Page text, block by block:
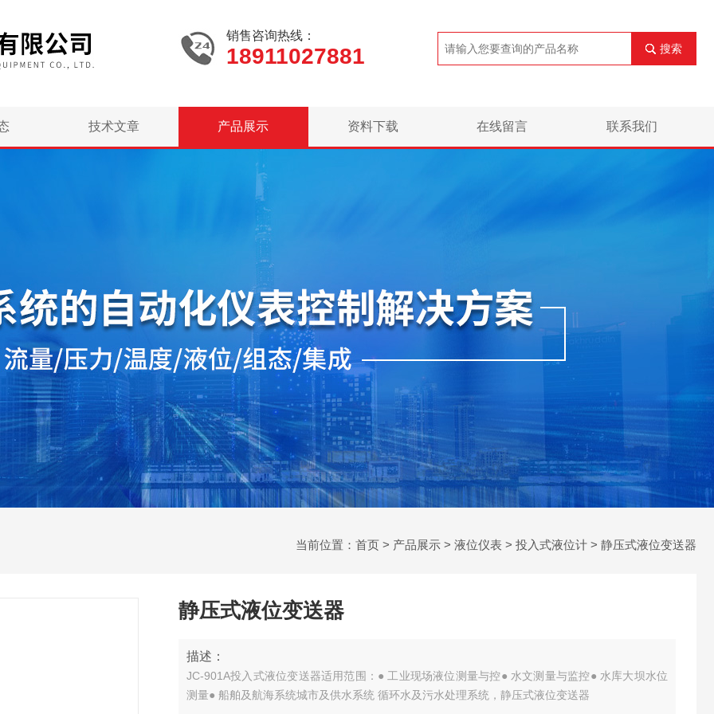
销售咨询热线：
18911027881 搜索
技术文章 产品展示 资料下载 在线留言 联系我们
当前位置： 首页 > 产品展示 > 液位仪表 > 投入式液位计 > 静压式液位变送器
静压式液位变送器
描述：
JC-901A投入式液位变送器适用范围：● 工业现场液位测量与控● 水文测量与监控● 水库大坝水位
测量● 船舶及航海系统城市及供水系统 循环水及污水处理系统，静压式液位变送器